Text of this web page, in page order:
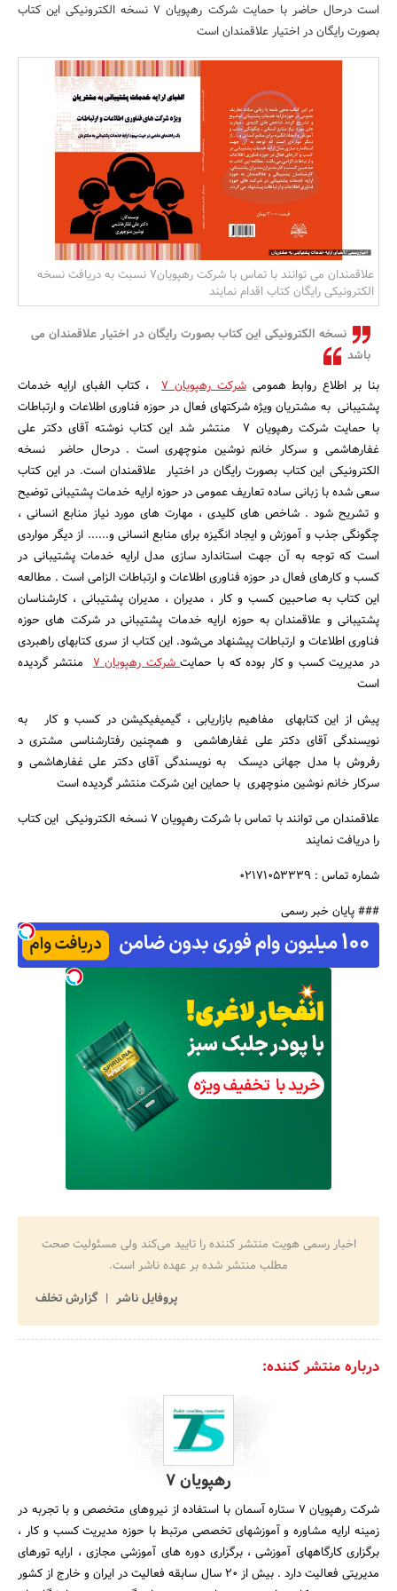
مسکن و ساختمان
جستجو
است درحال حاضر با حمایت شرکت رهپویان 7 نسخه الکترونیکی این کتاب
بصورت رایگان در اختیار علاقمندان است
علاقمندان می توانند با تماس با شرکت رهپویان7 نسبت به دریافت نسخه
الکترونیکی رایگان کتاب اقدام نمایند
نسخه الکترونیکی این کتاب بصورت رایگان در اختیار علاقمندان می
باشد
بنا بر اطلاع روابط همومیشرکت رهپویان 7 ، کتاب الفبای ارایه خدمات
پشتیبانی به مشتریان ویژه شرکتهای فعال در حوزه فناوری اطلاعات و ارتباطات
با حمایت شرکت رهپویان 7 منتشر شد این کتاب نوشته آقای دکتر علی
غفارهاشمی و سرکار خانم نوشین منوچهری است . درحال حاضر نسخه
الکترونیکی این کتاب بصورت رایگان در اختیار علاقمندان است. در این کتاب
سعی شده با زبانی ساده تعاریف عمومی در حوزه ارایه خدمات پشتیبانی توضیح
و تشریح شود . شاخص های کلیدی ، مهارت های مورد نیاز منابع انسانی ،
چگونگی جذب و آموزش و ایجاد انگیزه برای منابع انسانی و...... از دیگر مواردی
است که توجه به آن جهت استاندارد سازی مدل ارایه خدمات پشتیبانی در
کسب و کارهای فعال در حوزه فناوری اطلاعات و ارتباطات الزامی است . مطالعه
این کتاب به صاحبین کسب و کار ، مدیران ، مدیران پشتیبانی ، کارشناسان
پشتیبانی و علاقمندان به حوزه ارایه خدمات پشتیبانی در شرکت های حوزه
فناوری اطلاعات و ارتباطات پیشنهاد می‌شود. این کتاب از سری کتابهای راهبردی
در مدیریت کسب و کار بوده که با حمایتشرکت رهپویان 7 منتشر گردیده
است
پیش از این کتابهای مفاهیم بازاریابی ، گیمیفیکیشن در کسب و کار به
نویسندگی آقای دکتر علی غفارهاشمی و همچنین رفتارشناسی مشتری د
رفروش با مدل جهانی دیسک به نویسندگی آقای دکتر علی غفارهاشمی و
سرکار خانم نوشین منوچهری با حماین این شرکت منتشر گردیده است
علاقمندان می توانند با تماس با شرکت رهپویان 7 نسخه الکترونیکی این کتاب
را دریافت نمایند
شماره تماس : 02171053339
### پایان خبر رسمی
اخبار رسمی هویت منتشر کننده را تایید می‌کند ولی مسئولیت صحت
مطلب منتشر شده بر عهده ناشر است.
پروفایل ناشر
گزارش تخلف
درباره منتشر کننده:
رهپویان 7
شرکت رهپویان 7 ستاره آسمان با استفاده از نیروهای متخصص و با تجربه در
زمینه ارایه مشاوره و آموزشهای تخصصی مرتبط با حوزه مدیریت کسب و کار ،
برگزاری کارگاههای آموزشی ، برگزاری دوره های آموزشی مجازی ، ارایه تورهای
مدیریتی فعالیت دارد . بیش از 20 سال سابقه فعالیت در ایران و خارج از کشور